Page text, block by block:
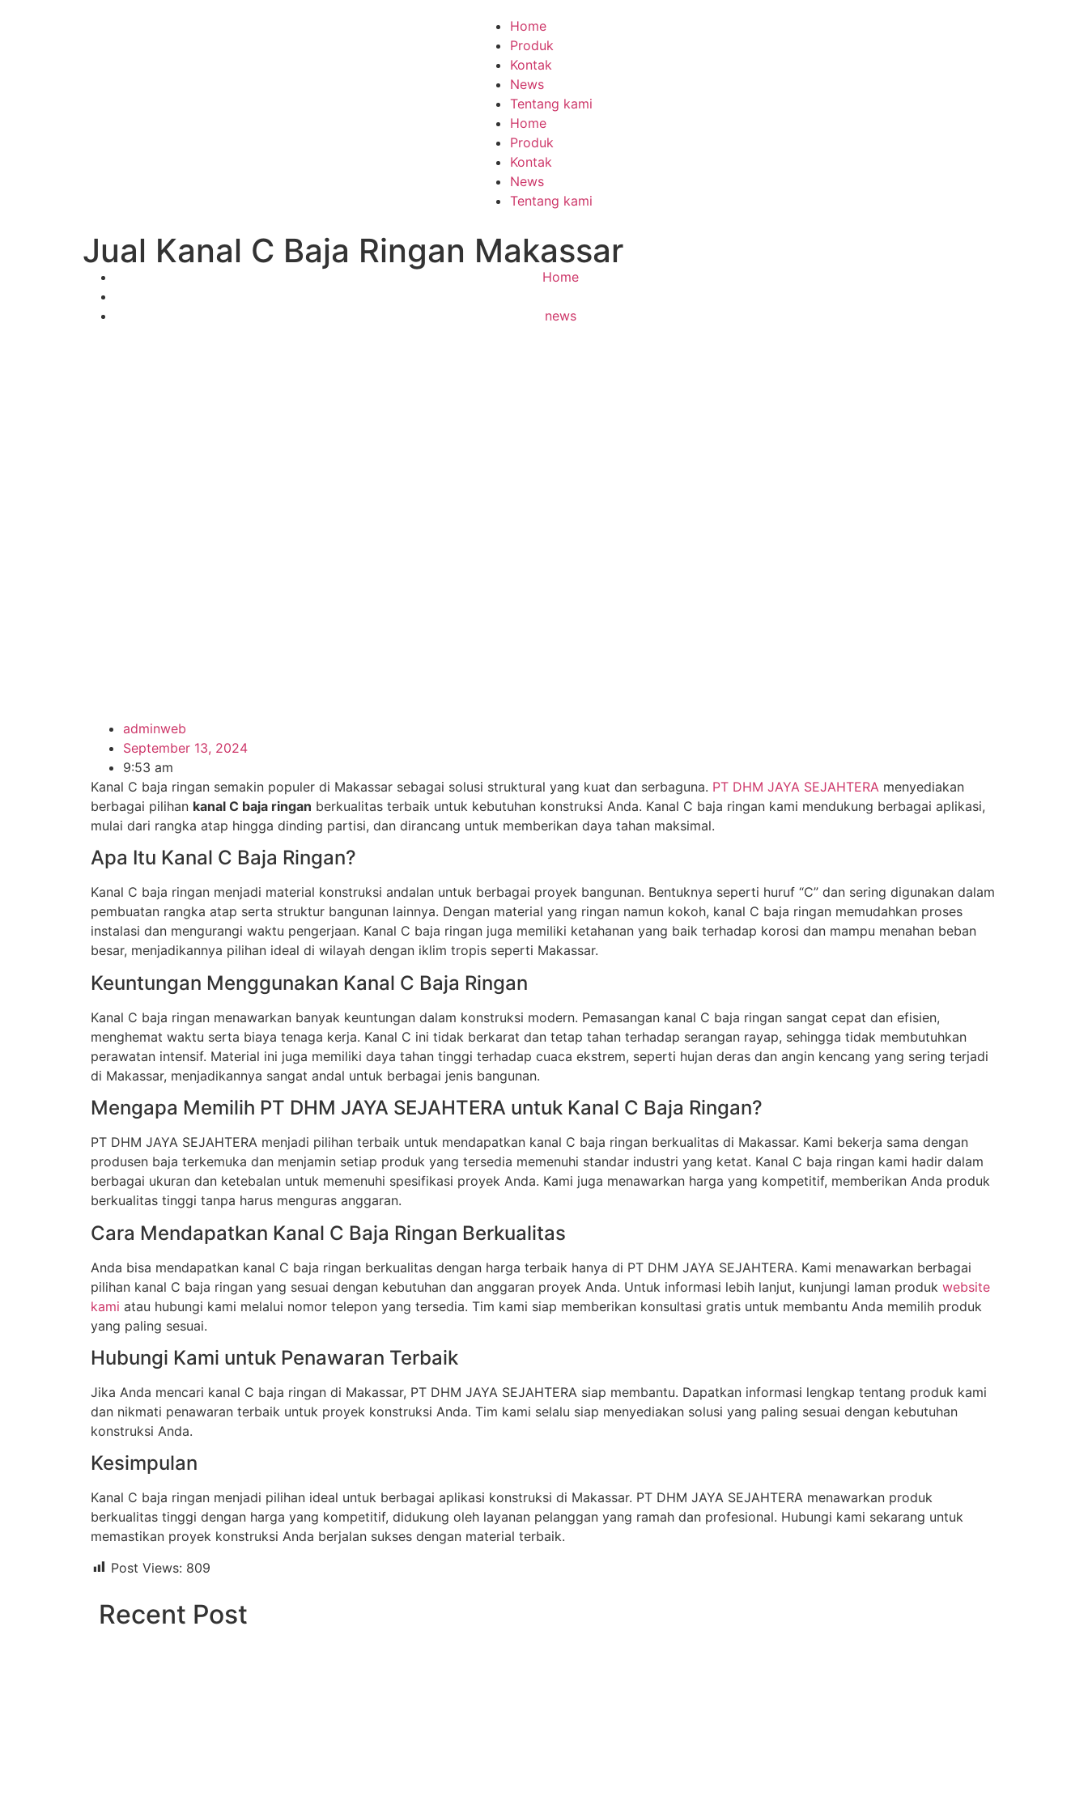
Home
Produk
Kontak
News
Tentang kami
Home
Produk
Kontak
News
Tentang kami
Jual Kanal C Baja Ringan Makassar
Home
news
adminweb
September 13, 2024
9:53 am
Kanal C baja ringan semakin populer di Makassar sebagai solusi struktural yang kuat dan serbaguna. PT DHM JAYA SEJAHTERA menyediakan
berbagai pilihan kanal C baja ringan berkualitas terbaik untuk kebutuhan konstruksi Anda. Kanal C baja ringan kami mendukung berbagai aplikasi,
mulai dari rangka atap hingga dinding partisi, dan dirancang untuk memberikan daya tahan maksimal.
Apa Itu Kanal C Baja Ringan?
Kanal C baja ringan menjadi material konstruksi andalan untuk berbagai proyek bangunan. Bentuknya seperti huruf “C” dan sering digunakan dalam
pembuatan rangka atap serta struktur bangunan lainnya. Dengan material yang ringan namun kokoh, kanal C baja ringan memudahkan proses
instalasi dan mengurangi waktu pengerjaan. Kanal C baja ringan juga memiliki ketahanan yang baik terhadap korosi dan mampu menahan beban
besar, menjadikannya pilihan ideal di wilayah dengan iklim tropis seperti Makassar.
Keuntungan Menggunakan Kanal C Baja Ringan
Kanal C baja ringan menawarkan banyak keuntungan dalam konstruksi modern. Pemasangan kanal C baja ringan sangat cepat dan efisien,
menghemat waktu serta biaya tenaga kerja. Kanal C ini tidak berkarat dan tetap tahan terhadap serangan rayap, sehingga tidak membutuhkan
perawatan intensif. Material ini juga memiliki daya tahan tinggi terhadap cuaca ekstrem, seperti hujan deras dan angin kencang yang sering terjadi
di Makassar, menjadikannya sangat andal untuk berbagai jenis bangunan.
Mengapa Memilih PT DHM JAYA SEJAHTERA untuk Kanal C Baja Ringan?
PT DHM JAYA SEJAHTERA menjadi pilihan terbaik untuk mendapatkan kanal C baja ringan berkualitas di Makassar. Kami bekerja sama dengan
produsen baja terkemuka dan menjamin setiap produk yang tersedia memenuhi standar industri yang ketat. Kanal C baja ringan kami hadir dalam
berbagai ukuran dan ketebalan untuk memenuhi spesifikasi proyek Anda. Kami juga menawarkan harga yang kompetitif, memberikan Anda produk
berkualitas tinggi tanpa harus menguras anggaran.
Cara Mendapatkan Kanal C Baja Ringan Berkualitas
Anda bisa mendapatkan kanal C baja ringan berkualitas dengan harga terbaik hanya di PT DHM JAYA SEJAHTERA. Kami menawarkan berbagai
pilihan kanal C baja ringan yang sesuai dengan kebutuhan dan anggaran proyek Anda. Untuk informasi lebih lanjut, kunjungi laman produk website
kami atau hubungi kami melalui nomor telepon yang tersedia. Tim kami siap memberikan konsultasi gratis untuk membantu Anda memilih produk
yang paling sesuai.
Hubungi Kami untuk Penawaran Terbaik
Jika Anda mencari kanal C baja ringan di Makassar, PT DHM JAYA SEJAHTERA siap membantu. Dapatkan informasi lengkap tentang produk kami
dan nikmati penawaran terbaik untuk proyek konstruksi Anda. Tim kami selalu siap menyediakan solusi yang paling sesuai dengan kebutuhan
konstruksi Anda.
Kesimpulan
Kanal C baja ringan menjadi pilihan ideal untuk berbagai aplikasi konstruksi di Makassar. PT DHM JAYA SEJAHTERA menawarkan produk
berkualitas tinggi dengan harga yang kompetitif, didukung oleh layanan pelanggan yang ramah dan profesional. Hubungi kami sekarang untuk
memastikan proyek konstruksi Anda berjalan sukses dengan material terbaik.
Post Views: 809
Recent Post